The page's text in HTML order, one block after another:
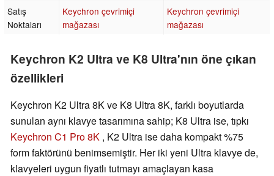
Satış
Noktaları
Keychron çevrimiçi
mağazası
Keychron çevrimiçi
mağazası
Keychron K2 Ultra ve K8 Ultra'nın öne çıkan
özellikleri
Keychron K2 Ultra 8K ve K8 Ultra 8K, farklı boyutlarda
sunulan aynı klavye tasarımına sahip; K8 Ultra ise, tıpkı
Keychron C1 Pro 8K , K2 Ultra ise daha kompakt %75
form faktörünü benimsemiştir. Her iki yeni Ultra klavye de,
klavyeleri uygun fiyatlı tutmayı amaçlayan kasa